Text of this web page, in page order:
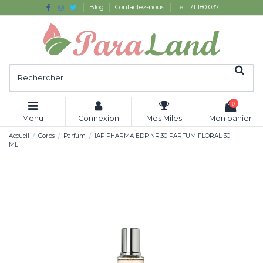
Blog Contactez-nous Tél : 71 180 037
Menu Connexion Mes Miles
0
Mon panier
Accueil Corps Parfum
IAP PHARMA EDP NR.30 PARFUM FLORAL 30
ML